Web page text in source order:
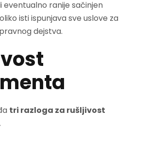
eventualno ranije sačinjen
isti ispunjava sve uslove za
dejstva.
tri razloga za rušljivost